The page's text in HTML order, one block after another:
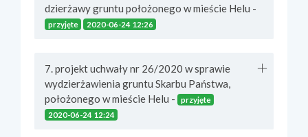
dzierżawy gruntu położonego w mieście Helu -
przyjęte 2020-06-24 12:26
7. projekt uchwały nr 26/2020 w sprawie
wydzierżawienia gruntu Skarbu Państwa,
położonego w mieście Helu -
przyjęte
2020-06-24 12:24